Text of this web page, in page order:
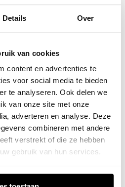
Details Over
van cookies
content en advertenties te
voor social media te bieden
te analyseren. Ook delen we
van onze site met onze
adverteren en analyse. Deze
combineren met andere
verstrekt of die ze hebben
gebruik van hun services.
exception has occurred while
the browser consolefor more